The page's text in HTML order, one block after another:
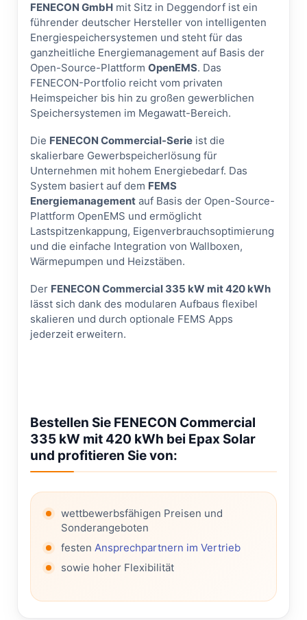
FENECON GmbH mit Sitz in Deggendorf ist ein
führender deutscher Hersteller von intelligenten
Energiespeichersystemen und steht für das
ganzheitliche Energiemanagement auf Basis der
Open-Source-Plattform OpenEMS. Das
FENECON-Portfolio reicht vom privaten
Heimspeicher bis hin zu großen gewerblichen
Speichersystemen im Megawatt-Bereich.
Die FENECON Commercial-Serie ist die
skalierbare Gewerbspeicherlösung für
Unternehmen mit hohem Energiebedarf. Das
System basiert auf dem FEMS
Energiemanagement auf Basis der Open-Source-
Plattform OpenEMS und ermöglicht
Lastspitzenkappung, Eigenverbrauchsoptimierung
und die einfache Integration von Wallboxen,
Wärmepumpen und Heizstäben.
Der FENECON Commercial 335 kW mit 420 kWh
lässt sich dank des modularen Aufbaus flexibel
skalieren und durch optionale FEMS Apps
jederzeit erweitern.
Bestellen Sie FENECON Commercial
335 kW mit 420 kWh bei Epax Solar
und profitieren Sie von:
wettbewerbsfähigen Preisen und
Sonderangeboten
festen Ansprechpartnern im Vertrieb
sowie hoher Flexibilität